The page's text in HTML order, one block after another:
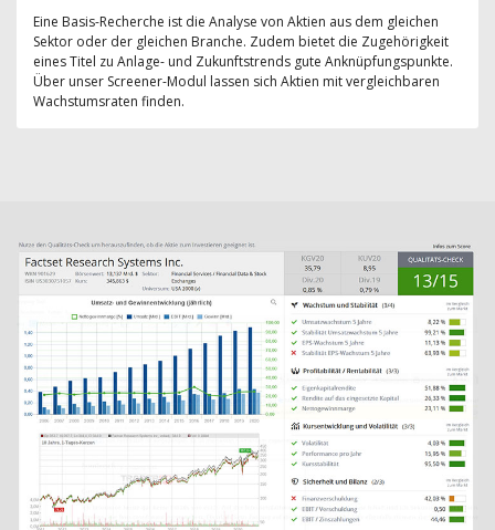
Eine Basis-Recherche ist die Analyse von Aktien aus dem gleichen
Sektor oder der gleichen Branche. Zudem bietet die Zugehörigkeit
eines Titel zu Anlage- und Zukunftstrends gute Anknüpfungspunkte.
Über unser Screener-Modul lassen sich Aktien mit vergleichbaren
Wachstumsraten finden.